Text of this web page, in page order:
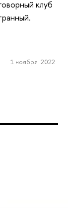
клуб
1 ноября 2022